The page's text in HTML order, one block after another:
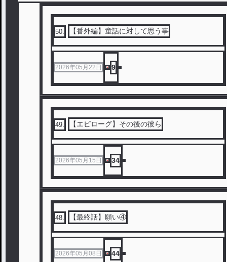
50 【番外編】童話に対して思う事
2026年05月22日 9
49 【エピローグ】その後の彼ら
2026年05月15日 34
48 【最終話】願い④
2026年05月08日 44